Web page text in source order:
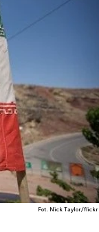
Fot. Nick Taylor/flickr